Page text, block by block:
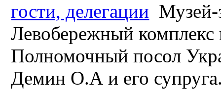
гости, делегации Музей-
Левобережный
Полномочный посол
Демин О.А и его